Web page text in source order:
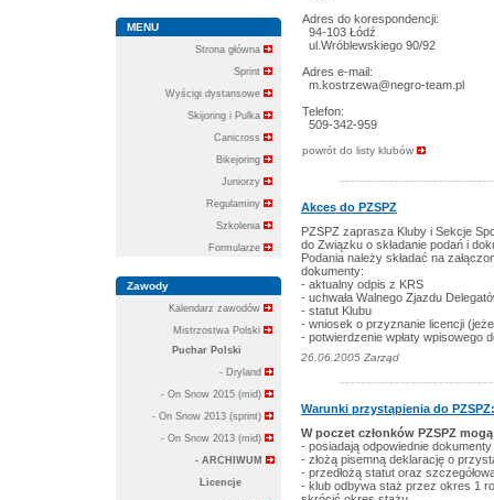
MENU
Strona główna
Sprint
Wyścigi dystansowe
Skijoring i Pulka
Canicross
Bikejoring
Juniorzy
Regulaminy
Szkolenia
Formularze
Zawody
Kalendarz zawodów
Mistrzostwa Polski
Puchar Polski
- Dryland
- On Snow 2015 (mid)
- On Snow 2013 (sprint)
- On Snow 2013 (mid)
- ARCHIWUM
Licencje
Adres do korespondencji:
94-103 Łódź
ul.Wróblewskiego 90/92
Adres e-mail:
m.kostrzewa@negro-team.pl
Telefon:
509-342-959
powrót do listy klubów
Akces do PZSPZ
PZSPZ zaprasza Kluby i Sekcje
do Związku o składanie podań i
Podania należy składać na
dokumenty:
- aktualny odpis z KRS
- uchwała Walnego Zjazdu
- statut Klubu
- wniosek o przyznanie licencji
- potwierdzenie wpłaty wpisowego
26.06.2005 Zarząd
Warunki przystąpienia do PZSPZ:
W poczet członków PZSPZ
- posiadają odpowiednie
- złożą pisemną deklarację o
- przedłożą statut oraz
- klub odbywa staż przez okres 1